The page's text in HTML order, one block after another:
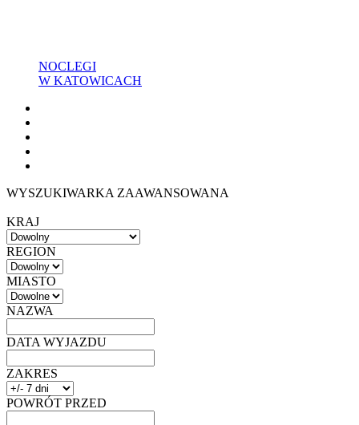
NOCLEGI
W KATOWICACH
WYSZUKIWARKA ZAAWANSOWANA
KRAJ
REGION
MIASTO
NAZWA
DATA WYJAZDU
ZAKRES
POWRÓT PRZED